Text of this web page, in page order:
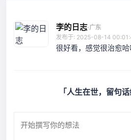
李的日志·广东
发布于: 2025-08-14
很好看，感觉很治愈
「人生在世，留句话